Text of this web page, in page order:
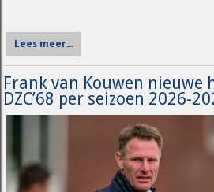
Lees meer...
Frank van Kouwen
DZC’68 per seizoen 2026-